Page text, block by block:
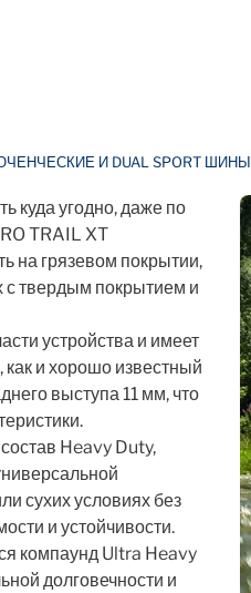
И DUAL SPORT ШИНЫ
куда угодно, даже по
TRAIL XT
на грязевом покрытии,
с твердым покрытием и
устройства и имеет
и хорошо известный
выступа 11 мм, что
Heavy Duty,
сухих условиях без
и устойчивости.
компаунд Ultra Heavy
долговечности и